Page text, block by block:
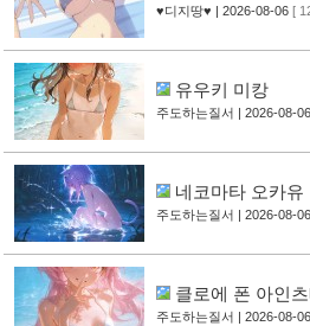
♥디지땅♥ | 2026-08-06 [
유우키 미캉
주도하는질서 | 2026-08-06
네코마타 오카유
주도하는질서 | 2026-08-06
클로에 폰 아인
주도하는질서 | 2026-08-06